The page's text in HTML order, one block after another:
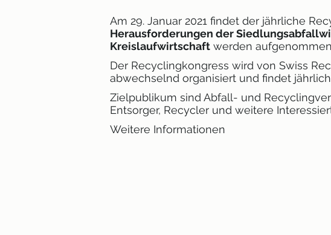
Am 29. Januar 2021 findet der jährliche
Herausforderungen der
Kreislaufwirtschaft werden
Der Recyclingkongress wird von Swiss
abwechselnd organisiert und findet
Zielpublikum sind Abfall- und
Entsorger, Recycler und weitere
Weitere Informationen